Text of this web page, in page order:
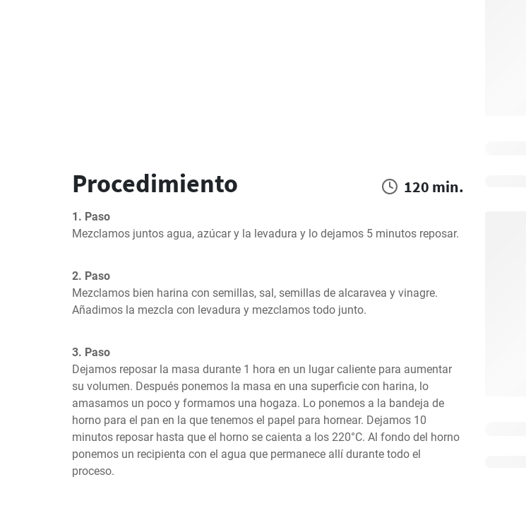
Procedimiento 120 min.
1. Paso
Mezclamos juntos agua, azúcar y la levadura y lo dejamos 5 minutos reposar.
2. Paso
Mezclamos bien harina con semillas, sal, semillas de alcaravea y vinagre.
Añadimos la mezcla con levadura y mezclamos todo junto.
3. Paso
Dejamos reposar la masa durante 1 hora en un lugar caliente para aumentar
su volumen. Después ponemos la masa en una superficie con harina, lo
amasamos un poco y formamos una hogaza. Lo ponemos a la bandeja de
horno para el pan en la que tenemos el papel para hornear. Dejamos 10
minutos reposar hasta que el horno se caienta a los 220°C. Al fondo del horno
ponemos un recipienta con el agua que permanece allí durante todo el
proceso.